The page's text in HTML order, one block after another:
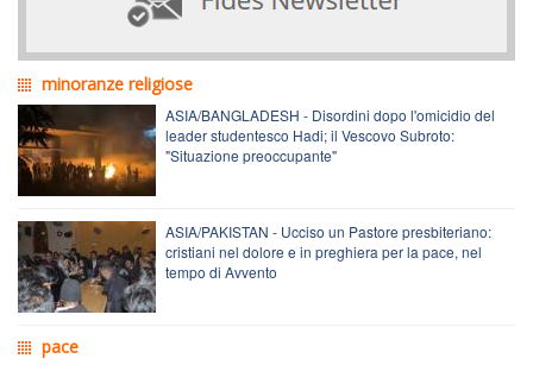
minoranze religiose
ASIA/BANGLADESH - Disordini dopo l'omicidio del
leader studentesco Hadi; il Vescovo Subroto:
"Situazione preoccupante"
ASIA/PAKISTAN - Ucciso un Pastore presbiteriano:
cristiani nel dolore e in preghiera per la pace, nel
tempo di Avvento
pace